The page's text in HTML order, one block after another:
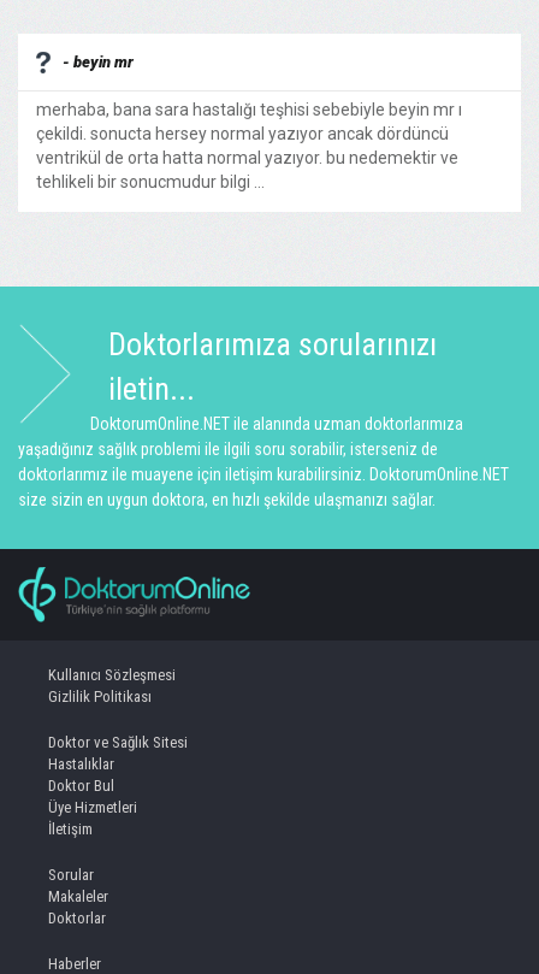
- beyin mr
merhaba, bana sara hastalığı teşhisi sebebiyle beyin mr ı
çekildi. sonucta hersey normal yazıyor ancak dördüncü
ventrikül de orta hatta normal yazıyor. bu nedemektir ve
tehlikeli bir sonucmudur bilgi ...
Doktorlarımıza sorularınızı
iletin...
DoktorumOnline.NET ile alanında uzman doktorlarımıza
yaşadığınız sağlık problemi ile ilgili soru sorabilir, isterseniz de
doktorlarımız ile muayene için iletişim kurabilirsiniz. DoktorumOnline.NET
size sizin en uygun doktora, en hızlı şekilde ulaşmanızı sağlar.
Kullanıcı Sözleşmesi
Gizlilik Politikası
Doktor ve Sağlık Sitesi
Hastalıklar
Doktor Bul
Üye Hizmetleri
İletişim
Sorular
Makaleler
Doktorlar
Haberler